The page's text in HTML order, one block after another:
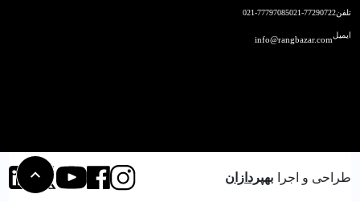
تلفن021-77290722
021-77797085
ایمیلinfo@rangbazar.com
طراحی و اجرا بهپردازان